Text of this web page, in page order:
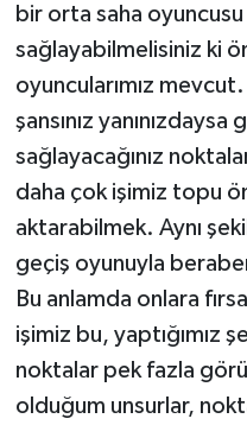
bir orta saha
sağlayabilmelisiniz ki
oyuncularımız
şansınız
sağlayacağınız
daha çok işimiz topu
aktarabilmek. Aynı
geçiş oyunuyla
Bu anlamda onlara
işimiz bu, yaptığımız
noktalar pek fazla
olduğum unsurlar,